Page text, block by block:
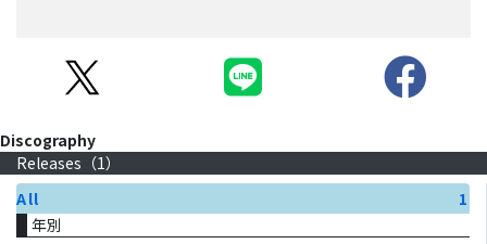
Discography
Releases（1）
All
1
年別